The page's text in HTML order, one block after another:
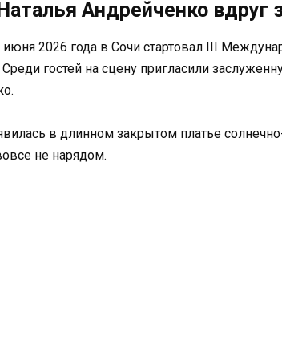
Андрейченко вдруг
2026 года в Сочи стартовал III
гостей на сцену пригласили
в длинном закрытом платье
не нарядом.